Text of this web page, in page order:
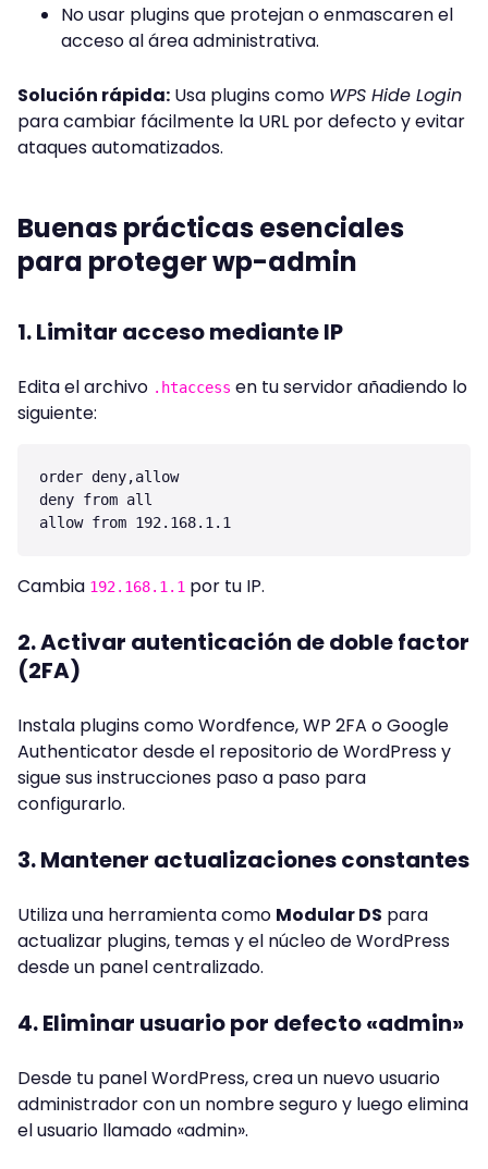
No usar plugins que protejan o enmascaren el
acceso al área administrativa.
Solución rápida: Usa plugins como WPS Hide Login
para cambiar fácilmente la URL por defecto y evitar
ataques automatizados.
Buenas prácticas esenciales
para proteger wp-admin
1. Limitar acceso mediante IP
Edita el archivo .htaccess en tu servidor añadiendo lo
siguiente:
order deny,allow
deny from all
Cambia 192.168.1.1 por tu IP.
2. Activar autenticación de doble factor
(2FA)
Instala plugins como Wordfence, WP 2FA o Google
Authenticator desde el repositorio de WordPress y
sigue sus instrucciones paso a paso para
configurarlo.
3. Mantener actualizaciones constantes
Utiliza una herramienta como Modular DS para
actualizar plugins, temas y el núcleo de WordPress
desde un panel centralizado.
4. Eliminar usuario por defecto «admin»
Desde tu panel WordPress, crea un nuevo usuario
administrador con un nombre seguro y luego elimina
el usuario llamado «admin».